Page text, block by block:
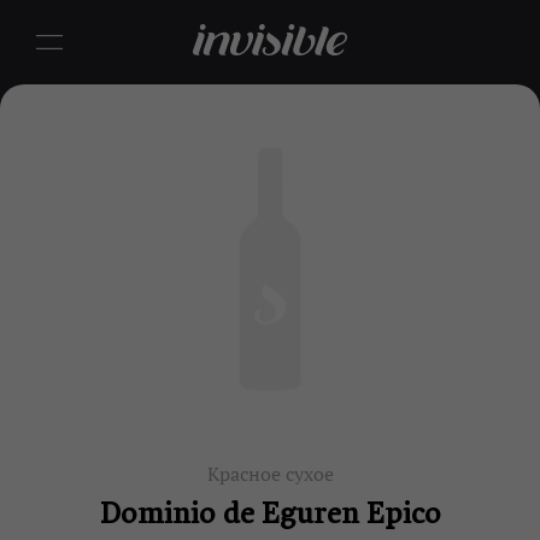
Красное сухое
Dominio de Eguren Epico